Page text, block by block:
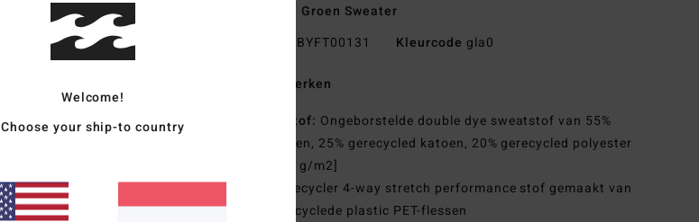
Heren Groen Sweater
EBYFT00131 Kleurcode gla0
Kenmerken
Stof: Ongeborstelde double dye sweatstof van 55%
katoen, 25% gerecycled katoen, 20% gerecycled polyester
[280 g/m2]
Recycler 4-way stretch performance stof gemaakt van
gerecyclede plastic PET-flessen
Welcome!
Choose your ship-to country